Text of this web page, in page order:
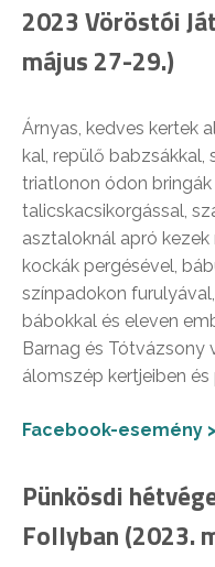
2023 Vöröstói
május 27-29.)
Árnyas, kedves kertek
kal, repülő babzsákkal,
triatlonon ódon bringák
talicskacsikorgással,
asztaloknál apró
kockák pergésével,
színpadokon
bábokkal és eleven
Barnag és Tótvázsony
álomszép kertjeiben és
Facebook-esemény
Pünkösdi
Follyban (2023.